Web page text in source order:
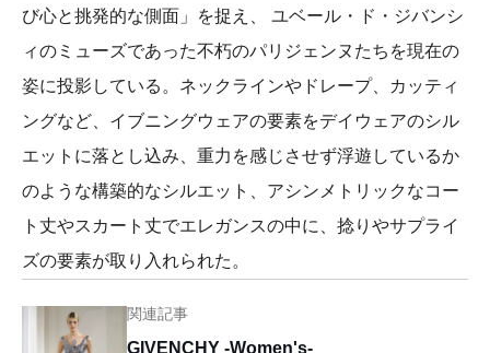
び心と挑発的な側面」を捉え、 ユベール・ド・ジバンシ
ィのミューズであった不朽のパリジェンヌたちを現在の
姿に投影している。ネックラインやドレープ、カッティ
ングなど、イブニングウェアの要素をデイウェアのシル
エットに落とし込み、重力を感じさせず浮遊しているか
のような構築的なシルエット、アシンメトリックなコー
ト丈やスカート丈でエレガンスの中に、捻りやサプライ
ズの要素が取り入れられた。
関連記事
GIVENCHY -Women's-